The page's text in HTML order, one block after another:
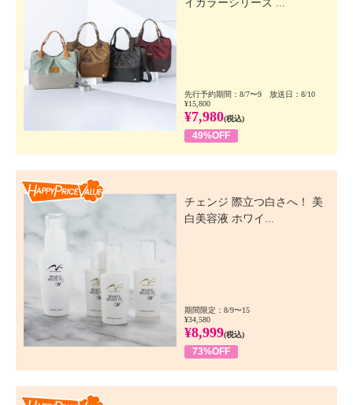
イカラーシリーズ ...
先行予約期間：8/7〜9 放送日：8/10
¥15,800
¥7,980(税込)
49%OFF
チェンジ 際立つ白さへ！ 美
白美容液 ホワイ...
期間限定：8/9〜15
¥34,580
¥8,999(税込)
73%OFF